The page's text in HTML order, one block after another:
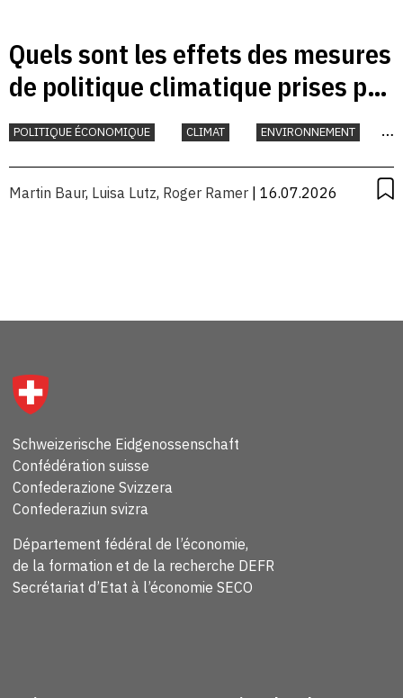
Quels sont les effets des mesures
de politique climatique prises par
la Suisse?
POLITIQUE ÉCONOMIQUE CLIMAT
ENVIRONNEMENT
Martin Baur, Luisa Lutz, Roger Ramer | 16.07.2026
Schweizerische Eidgenossenschaft
Confédération suisse
Confederazione Svizzera
Confederaziun svizra
Département fédéral de l’économie,
de la formation et de la recherche DEFR
Secrétariat d’Etat à l’économie SECO